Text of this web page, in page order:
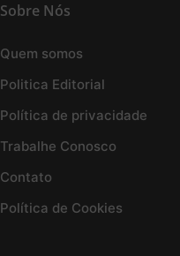
Sobre Nós
Quem somos
Politica Editorial
Política de privacidade
Trabalhe Conosco
Contato
Política de Cookies